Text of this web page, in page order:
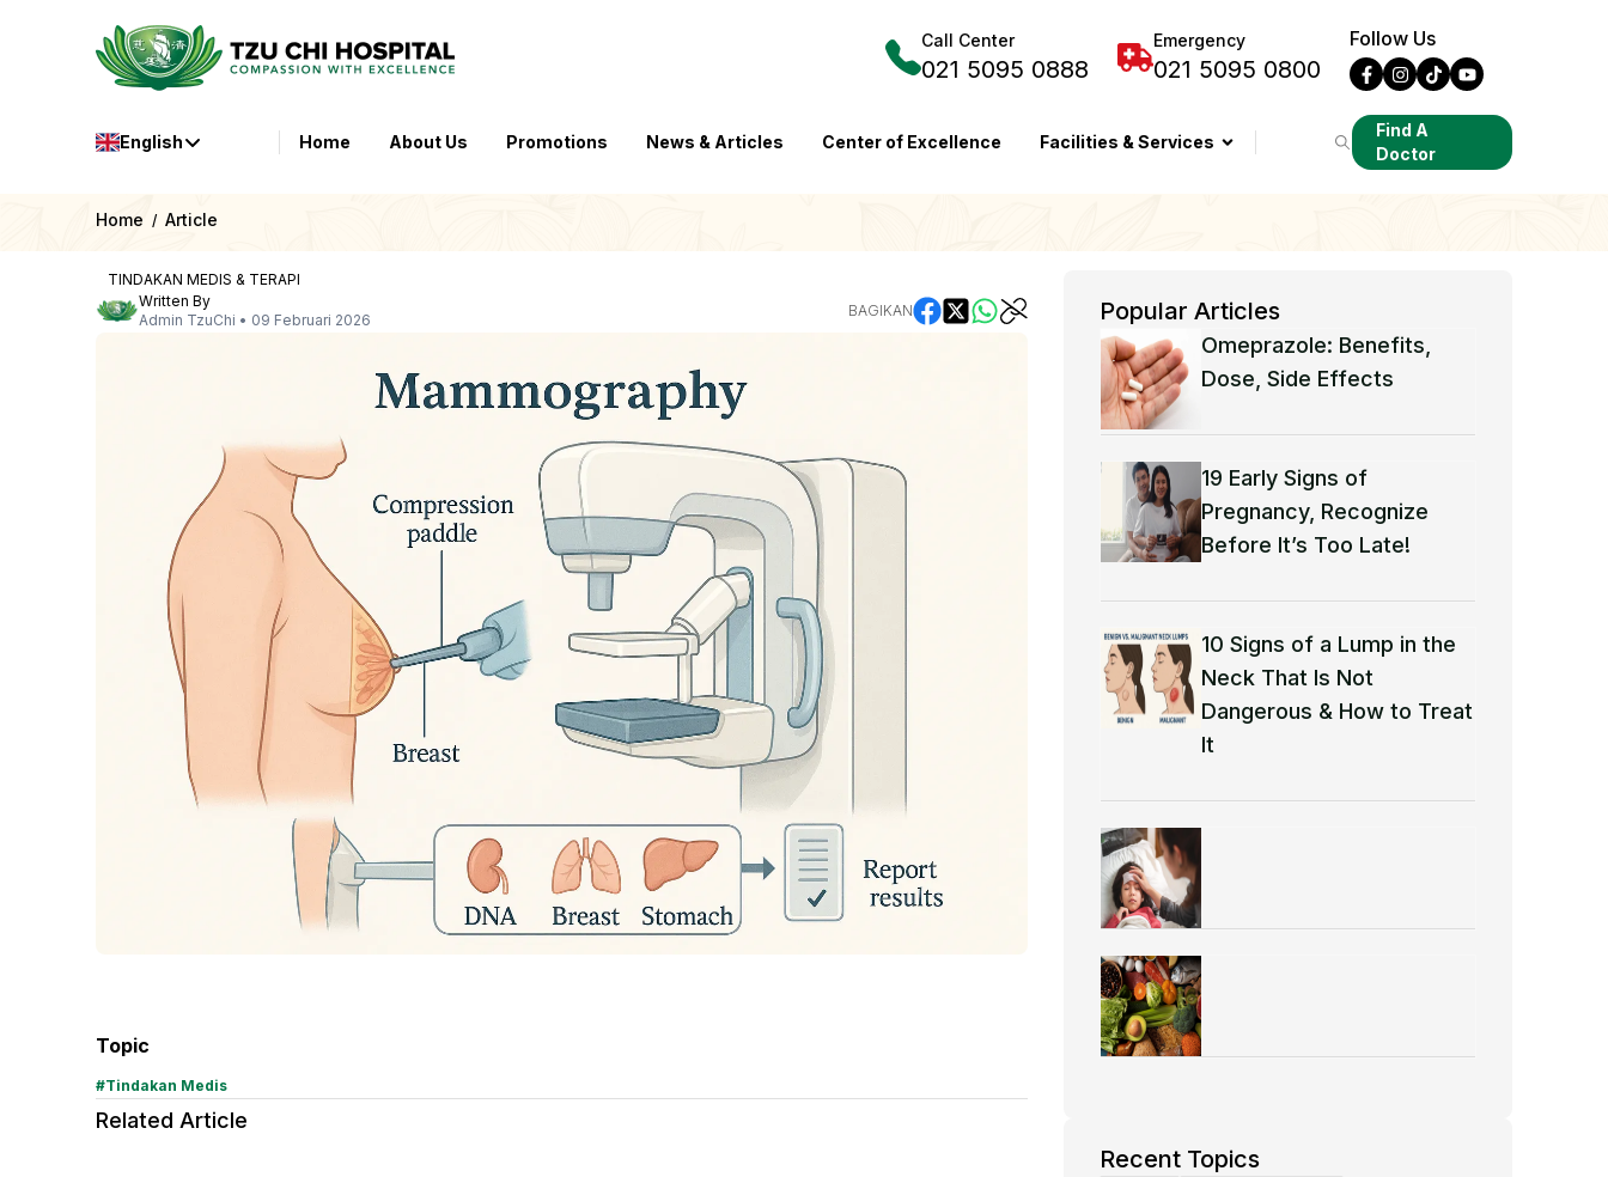
Call Center
021 5095 0888
Emergency
021 5095 0800
Follow Us
English Home About Us Promotions News & Articles Center of Excellence Facilities & Services
Find A
Doctor
Home / Article
TINDAKAN MEDIS & TERAPI
Written By
Admin TzuChi • 09 Februari 2026
BAGIKAN
Topic
#Tindakan Medis
Related Article
Popular Articles
Omeprazole: Benefits,
Dose, Side Effects
19 Early Signs of
Pregnancy, Recognize
Before It’s Too Late!
10 Signs of a Lump in the
Neck That Is Not
Dangerous & How to Treat
It
Recent Topics